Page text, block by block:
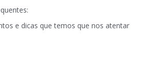
e dicas que temos que nos atentar